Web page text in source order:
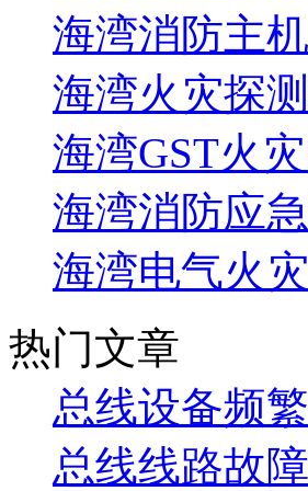
海湾消防主
海湾火灾探
海湾GST火
海湾消防应
海湾电气火
热门文章
总线设备频
总线线路故